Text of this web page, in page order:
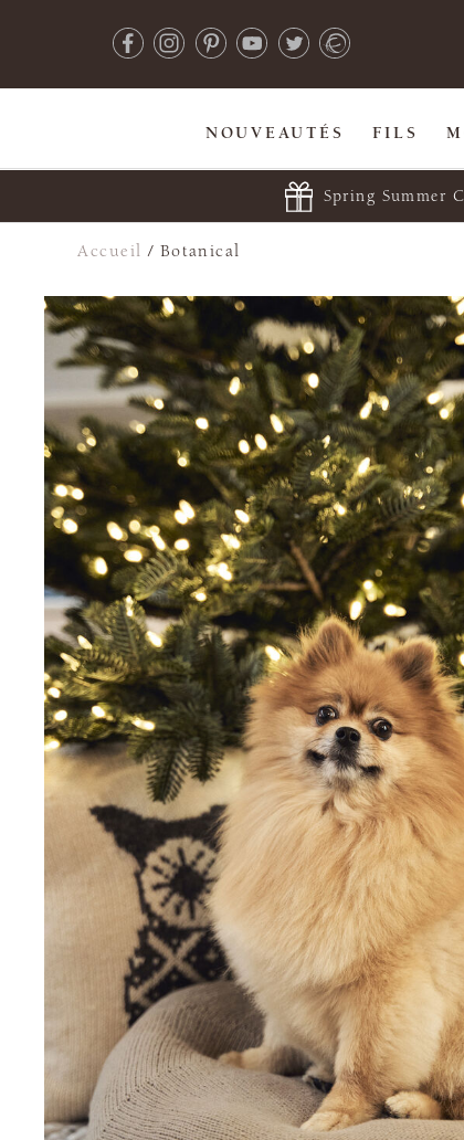
NOUVEAUTÉS FILS
Spring Summer
Accueil / Botanical